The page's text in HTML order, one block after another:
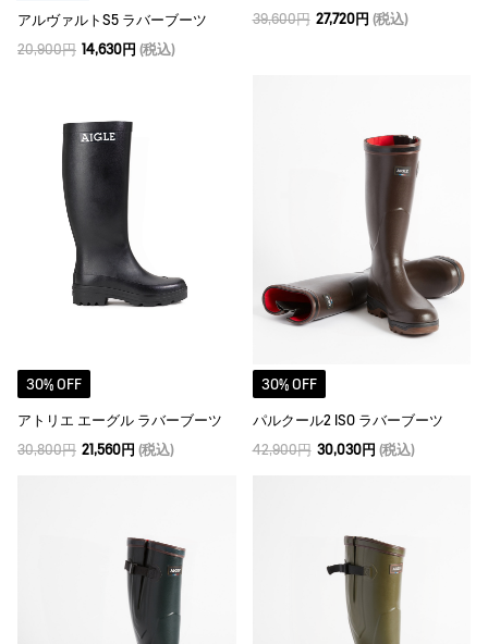
アルヴァルトS5 ラバーブーツ
20,900円 14,630円 (税込)
39,600円 27,720円 (税込)
30% OFF
アトリエ エーグル ラバーブーツ
30,800円 21,560円 (税込)
30% OFF
パルクール2 ISO ラバーブーツ
42,900円 30,030円 (税込)